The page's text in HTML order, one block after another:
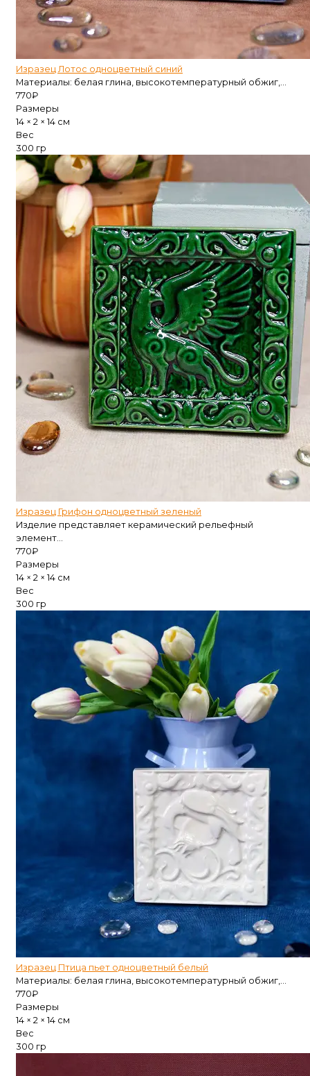
Изразец Лотос одноцветный синий
Материалы: белая глина, высокотемпературный обжиг,...
770₽
Размеры
14 × 2 × 14 см
Вес
300 гр
Изразец Грифон одноцветный зеленый
Изделие представляет керамический рельефный
элемент...
770₽
Размеры
14 × 2 × 14 см
Вес
300 гр
Изразец Птица пьет одноцветный белый
Материалы: белая глина, высокотемпературный обжиг,...
770₽
Размеры
14 × 2 × 14 см
Вес
300 гр